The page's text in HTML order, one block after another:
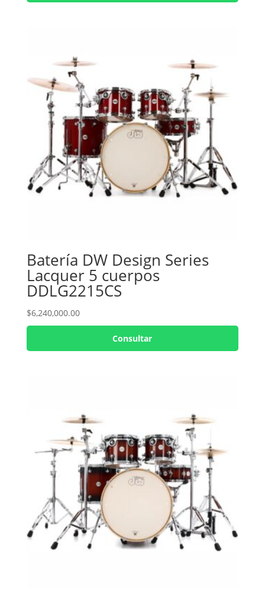
Batería DW Design Series
Lacquer 5 cuerpos
DDLG2215CS
$6,240,000.00
Consultar